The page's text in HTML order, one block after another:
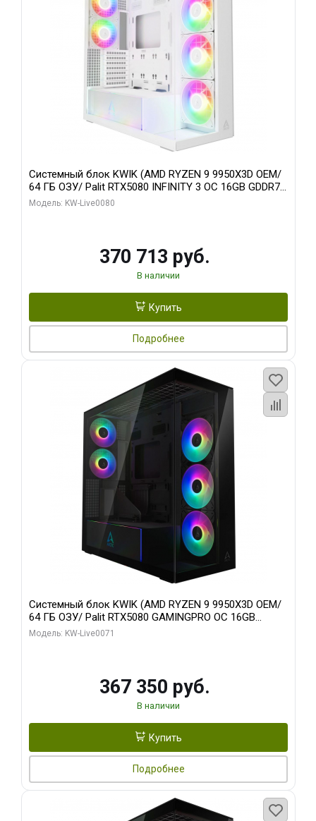
Системный блок KWIK (AMD RYZEN 9 9950X3D OEM/
64 ГБ ОЗУ/ Palit RTX5080 INFINITY 3 OC 16GB GDDR7
256bit 3xDP H/ 960 ГБ SSD)
Модель: KW-Live0080
370 713 руб.
В наличии
Купить
Подробнее
Системный блок KWIK (AMD RYZEN 9 9950X3D OEM/
64 ГБ ОЗУ/ Palit RTX5080 GAMINGPRO OC 16GB
GDDR7 256bit 3xDP HD/ 960 ГБ SSD)
Модель: KW-Live0071
367 350 руб.
В наличии
Купить
Подробнее